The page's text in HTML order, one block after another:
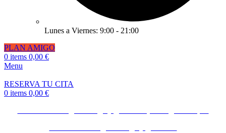
Lunes a Viernes: 9:00 - 21:00
PLAN AMIGO
0 items 0,00 €
Menu
RESERVA TU CITA
0 items 0,00 €